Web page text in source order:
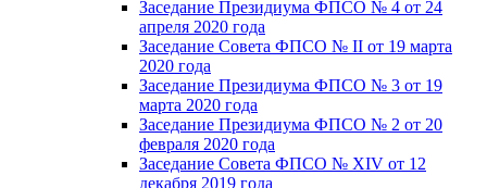
Заседание Президиума ФПСО № 4 от 24
апреля 2020 года
Заседание Совета ФПСО № II от 19 марта
2020 года
Заседание Президиума ФПСО № 3 от 19
марта 2020 года
Заседание Президиума ФПСО № 2 от 20
февраля 2020 года
Заседание Совета ФПСО № XIV от 12
декабря 2019 года